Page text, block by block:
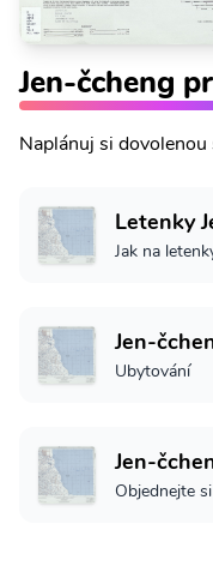
Jen-čcheng
Naplánuj si
Letenky
Jak na
Jen-
Ubytování
Jen-
Objednejte